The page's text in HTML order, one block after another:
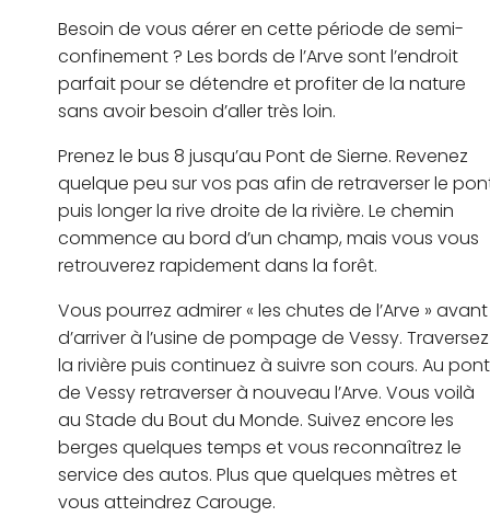
Besoin de vous aérer en cette période de semi-
confinement ? Les bords de l’Arve sont l’endroit
parfait pour se détendre et profiter de la nature
sans avoir besoin d’aller très loin.
Prenez le bus 8 jusqu’au Pont de Sierne. Revenez
quelque peu sur vos pas afin de retraverser le
puis longer la rive droite de la rivière. Le chemin
commence au bord d’un champ, mais vous vous
retrouverez rapidement dans la forêt.
Vous pourrez admirer « les chutes de l’Arve » avant
d’arriver à l’usine de pompage de Vessy. Traversez
la rivière puis continuez à suivre son cours. Au pont
de Vessy retraverser à nouveau l’Arve. Vous voilà
au Stade du Bout du Monde. Suivez encore les
berges quelques temps et vous reconnaîtrez le
service des autos. Plus que quelques mètres et
vous atteindrez Carouge.